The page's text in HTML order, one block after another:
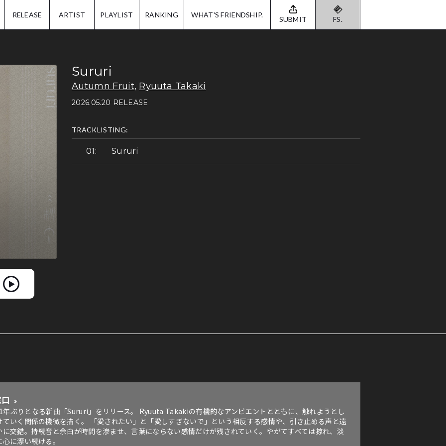
RELEASE ARTIST PLAYLIST RANKING WHAT'S FRIENDSHIP. SUBMIT FS.
Sururi
Autumn Fruit, Ryuuta Takaki
2026.05.20 RELEASE
TRACKLISTING:
Sururi
»
ぶりとなる新曲「Sururi」をリリース。 Ryuuta Takakiの有機的なアンビエントとともに、触れようとし
ていく関係の機微を描く。 「愛されたい」と「愛しすぎないで」という相反する感情や、引き止める声と遠
に交錯。持続音と余白が時間を滲ませ、言葉にならない感情だけが残されていく。やがてすべては掠れ、淡
に漂い続ける。